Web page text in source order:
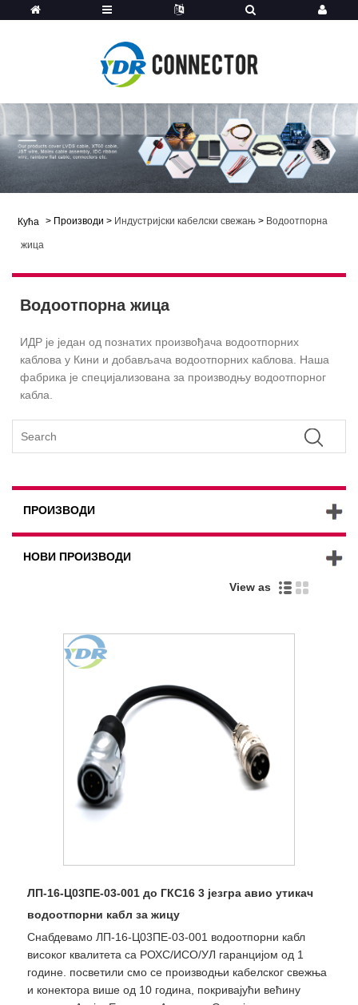
Кућа > Производи > Индустријски кабелски свежањ > Водоотпорна
жица
Водоотпорна жица
ИДР је један од познатих произвођача водоотпорних
каблова у Кини и добављача водоотпорних каблова. Наша
фабрика је специјализована за производњу водоотпорног
кабла.
ПРОИЗВОДИ
НОВИ ПРОИЗВОДИ
View as
ЛП-16-Ц03ПЕ-03-001 до ГКС16 3 језгра авио утикач
водоотпорни кабл за жицу
Снабдевамо ЛП-16-Ц03ПЕ-03-001 водоотпорни кабл
високог квалитета са РОХС/ИСО/УЛ гаранцијом од 1
године. посветили смо се производњи кабелског свежња
и конектора више од 10 година, покривајући већину